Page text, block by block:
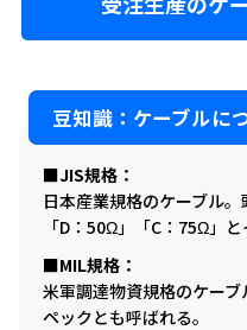
豆知識：ケーブルに
JIS規格
日本産業規格のケーブル。
「D：50Ω」「C：75Ω」
MIL規格
米軍調達物資規格のケー
ペックとも呼ばれる。